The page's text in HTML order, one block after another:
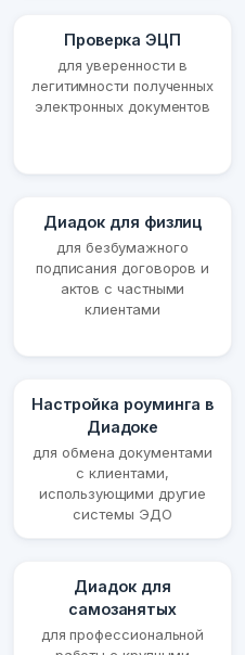
Проверка ЭЦП
для уверенности в
легитимности полученных
электронных документов
Диадок для физлиц
для безбумажного
подписания договоров и
актов с частными
клиентами
Настройка роуминга в
Диадоке
для обмена документами
с клиентами,
использующими другие
системы ЭДО
Диадок для
самозанятых
для профессиональной